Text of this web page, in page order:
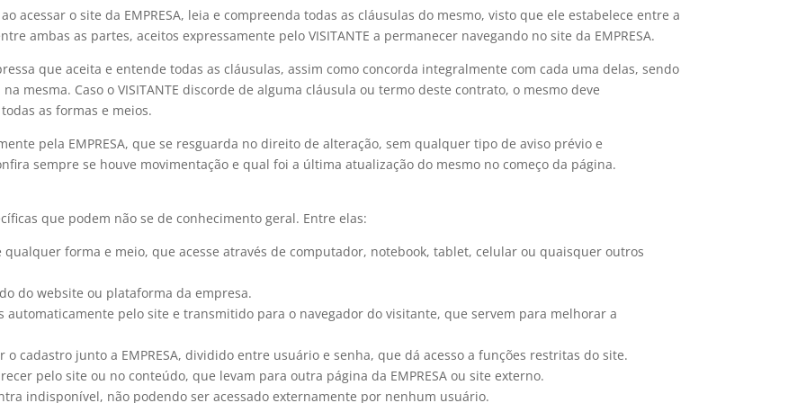
acessar o site da EMPRESA, leia e compreenda todas as cláusulas do mesmo, visto que ele estabelece entre a
ambas as partes, aceitos expressamente pelo VISITANTE a permanecer navegando no site da EMPRESA.
que aceita e entende todas as cláusulas, assim como concorda integralmente com cada uma delas, sendo
mesma. Caso o VISITANTE discorde de alguma cláusula ou termo deste contrato, o mesmo deve
as formas e meios.
pela EMPRESA, que se resguarda no direito de alteração, sem qualquer tipo de aviso prévio e
sempre se houve movimentação e qual foi a última atualização do mesmo no começo da página.
que podem não se de conhecimento geral. Entre elas:
qualquer forma e meio, que acesse através de computador, notebook, tablet, celular ou quaisquer outros
do website ou plataforma da empresa.
automaticamente pelo site e transmitido para o navegador do visitante, que servem para melhorar a
o cadastro junto a EMPRESA, dividido entre usuário e senha, que dá acesso a funções restritas do site.
pelo site ou no conteúdo, que levam para outra página da EMPRESA ou site externo.
indisponível, não podendo ser acessado externamente por nenhum usuário.